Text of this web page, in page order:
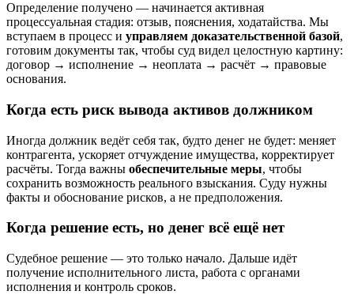
Определение получено — начинается активная
процессуальная стадия: отзыв, пояснения, ходатайства. Мы
вступаем в процесс и управляем доказательственной базой,
готовим документы так, чтобы суд видел целостную картину:
договор → исполнение → неоплата → расчёт → правовые
основания.
Когда есть риск вывода активов должником
Иногда должник ведёт себя так, будто денег не будет: меняет
контрагента, ускоряет отчуждение имущества, корректирует
расчёты. Тогда важны обеспечительные меры, чтобы
сохранить возможность реального взыскания. Суду нужны
факты и обоснование рисков, а не предположения.
Когда решение есть, но денег всё ещё нет
Судебное решение — это только начало. Дальше идёт
получение исполнительного листа, работа с органами
исполнения и контроль сроков.